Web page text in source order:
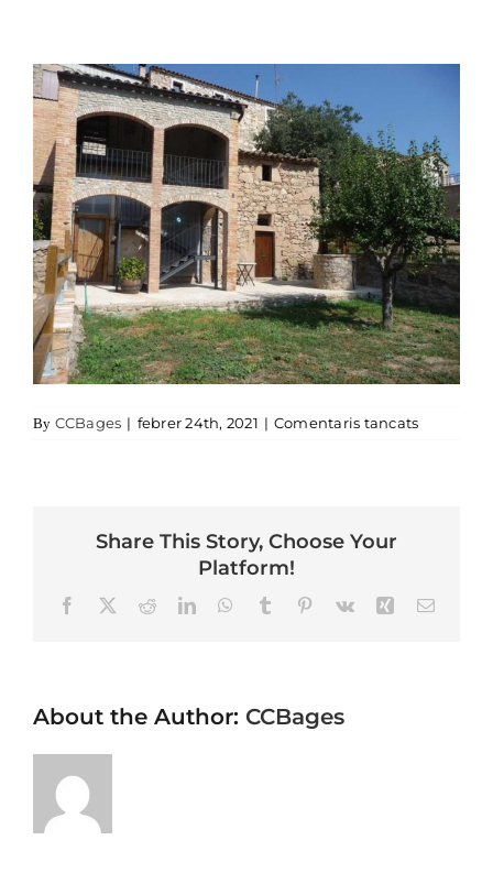
By CCBages | febrer 24th, 2021 | Comentaris tancatsa
Share This Story, Choose Your
Platform!
FacebookRedditLinkedInWhatsApp
TumblrPinterest
Vk XingEmail
About the Author: CCBages